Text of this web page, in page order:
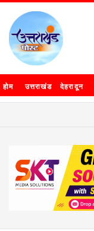
होम उत्तराखंड देहरादून